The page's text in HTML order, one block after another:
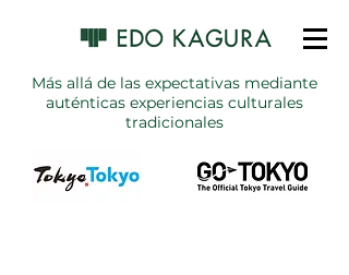
Más allá de las expectativas mediante
auténticas experiencias culturales
tradicionales